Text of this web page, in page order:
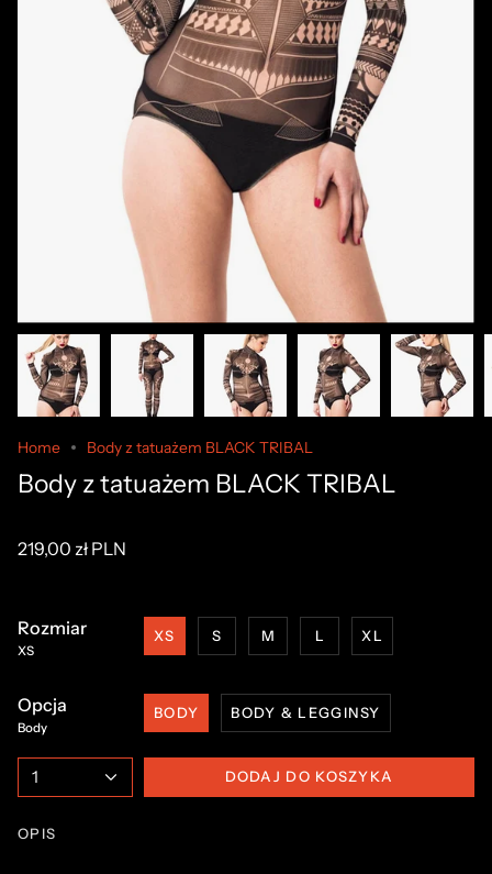
Home Body z tatuażem BLACK TRIBAL
Body z tatuażem BLACK TRIBAL
219,00 zł PLN
Rozmiar
XS
XS S M L XL
Opcja
Body
BODY BODY & LEGGINSY
1 DODAJ DO KOSZYKA
OPIS